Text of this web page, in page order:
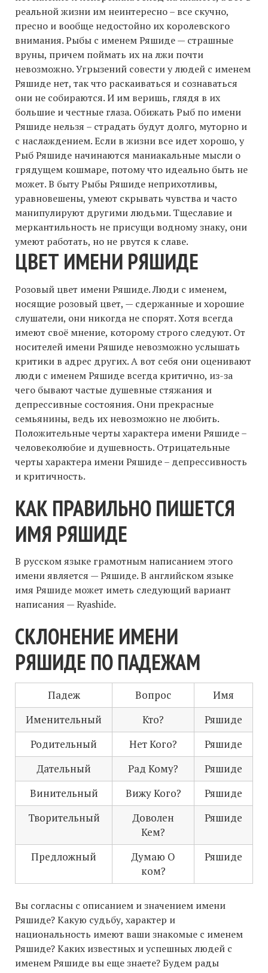
реальной жизни им неинтересно – все скучно,
пресно и вообще недостойно их королевского
внимания. Рыбы с именем Ряшиде — cтрашные
вруны, причем поймать их на лжи почти
невозможно. Угрызений совести у людей с именем
Ряшиде нет, так что раскаиваться и сознаваться
они не собираются. И им веришь, глядя в их
большие и честные глаза. Обижать Рыб по имени
Ряшиде нельзя – страдать будут долго, муторно и
с наслаждением. Если в жизни все идет хорошо, у
Рыб Ряшиде начинаются маниакальные мысли о
грядущем кошмаре, потому что идеально быть не
может. В быту Рыбы Ряшиде неприхотливы,
уравновешены, умеют скрывать чувства и часто
манипулируют другими людьми. Тщеславие и
меркантильность не присущи водному знаку, они
умеют работать, но не рвутся к славе.
ЦВЕТ ИМЕНИ РЯШИДЕ
Розовый цвет имени Ряшиде. Люди с именем,
носящие розовый цвет, — сдержанные и хорошие
слушатели, они никогда не спорят. Хотя всегда
имеют своё мнение, которому строго следуют. От
носителей имени Ряшиде невозможно услышать
критики в адрес других. А вот себя они оценивают
люди с именем Ряшиде всегда критично, из-за
чего бывают частые душевные стяжания и
депрессивные состояния. Они прекрасные
семьянины, ведь их невозможно не любить.
Положительные черты характера имени Ряшиде –
человеколюбие и душевность. Отрицательные
черты характера имени Ряшиде – депрессивность
и критичность.
КАК ПРАВИЛЬНО ПИШЕТСЯ
ИМЯ РЯШИДЕ
В русском языке грамотным написанием этого
имени является — Ряшиде. В английском языке
имя Ряшиде может иметь следующий вариант
написания — Ryashide.
СКЛОНЕНИЕ ИМЕНИ
РЯШИДЕ ПО ПАДЕЖАМ
Падеж Вопрос
Имя
Именительный
Кто?
Ряшиде
Родительный
Нет Кого?
Ряшиде
Дательный
Рад Кому?
Ряшиде
Винительный
Вижу Кого?
Ряшиде
Творительный
Доволен
Кем?
Ряшиде
Предложный
Думаю О
ком?
Ряшиде
Вы согласны с описанием и значением имени
Ряшиде? Какую судьбу, характер и
национальность имеют ваши знакомые с именем
Ряшиде? Каких известных и успешных людей с
именем Ряшиде вы еще знаете? Будем рады